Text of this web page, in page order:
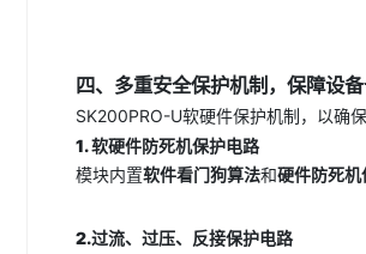
四、多重安全保护机制，保障设
SK200PRO-U软硬件保护机制，以确
1. 软硬件防死机保护电路
模块内置软件看门狗算法和硬件防死机
2.过流、过压、反接保护电路